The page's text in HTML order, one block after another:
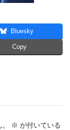
Bluesky
Copy
※ が付いている